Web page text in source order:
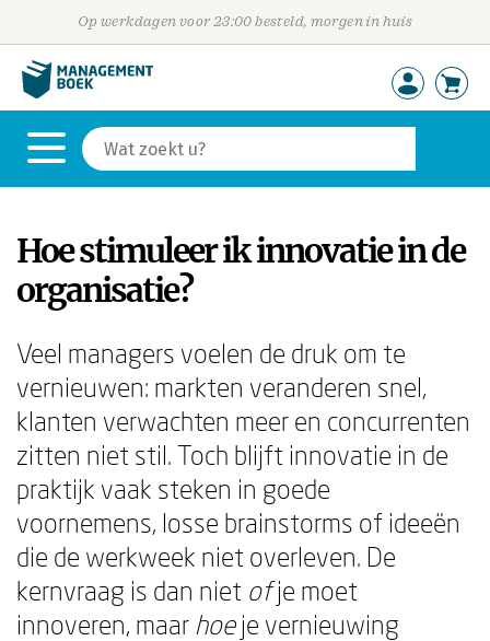
Op werkdagen voor 23:00 besteld, morgen in huis
Hoe stimuleer ik innovatie in de
organisatie?
Veel managers voelen de druk om te
vernieuwen: markten veranderen snel,
klanten verwachten meer en concurrenten
zitten niet stil. Toch blijft innovatie in de
praktijk vaak steken in goede
voornemens, losse brainstorms of ideeën
die de werkweek niet overleven. De
kernvraag is dan niet ofje moet
innoveren, maar hoeje vernieuwing